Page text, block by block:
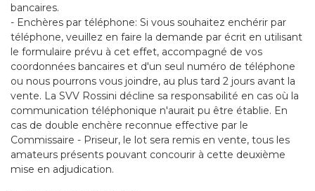
bancaires.
- Enchères par téléphone: Si vous souhaitez enchérir par
téléphone, veuillez en faire la demande par écrit en utilisant
le formulaire prévu à cet effet, accompagné de vos
coordonnées bancaires et d'un seul numéro de téléphone
ou nous pourrons vous joindre, au plus tard 2 jours avant la
vente. La SVV Rossini décline sa responsabilité en cas où la
communication téléphonique n'aurait pu être établie. En
cas de double enchère reconnue effective par le
Commissaire - Priseur, le lot sera remis en vente, tous les
amateurs présents pouvant concourir à cette deuxième
mise en adjudication.